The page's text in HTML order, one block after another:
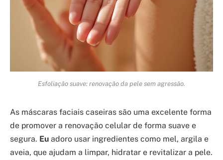
Esfoliação suave: renovação da pele sem agressão.
As máscaras faciais caseiras são uma excelente forma
de promover a renovação celular de forma suave e
segura. Eu adoro usar ingredientes como mel, argila e
aveia, que ajudam a limpar, hidratar e revitalizar a pele.